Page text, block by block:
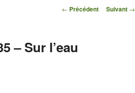
Navigation des
← Précédent Suivant →
– Sur l’eau